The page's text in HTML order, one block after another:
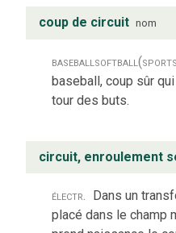
coup de circuit nom
baseballsoftball
baseball, coup sûr
tour des buts.
circuit, enroulement
électr. Dans un
placé dans le champ